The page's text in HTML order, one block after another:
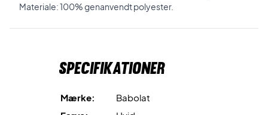
Materiale: 100% genanvendt polyester.
Specifikationer
Mærke:
Babolat